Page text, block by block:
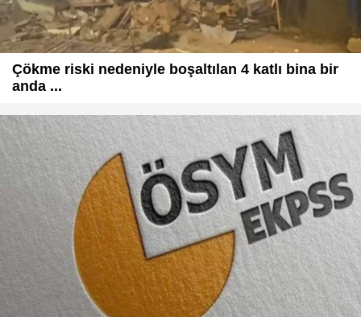
Çökme riski nedeniyle boşaltılan 4 katlı bina bir
anda ...